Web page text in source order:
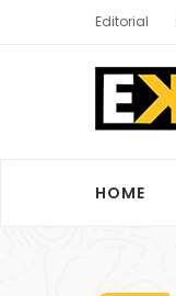
Editorial
HOME